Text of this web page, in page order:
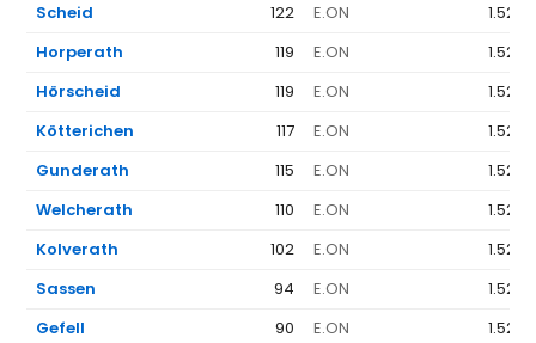
Scheid
122 E.ON
1.523
Horperath
119 E.ON
1.523
Hörscheid
119 E.ON
1.523
Kötterichen
117 E.ON
1.523
Gunderath
115 E.ON
1.523
Welcherath
110 E.ON
1.523
Kolverath
102 E.ON
1.523
Sassen
94 E.ON
1.523
Gefell
90 E.ON
1.523